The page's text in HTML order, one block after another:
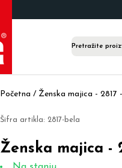
Početna / Ženska majica - 2817
Šifra artikla: 2817-bela
Ženska majica -